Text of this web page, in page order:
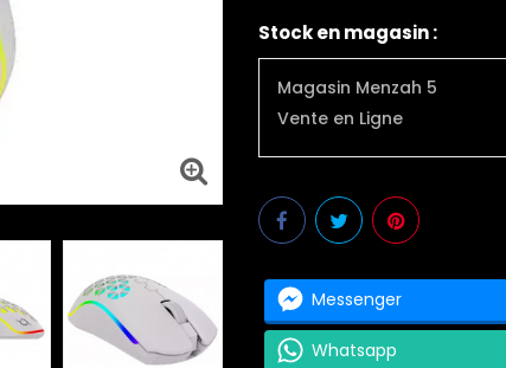
Stock en magasin :
Magasin Menzah 5
Vente en Ligne
Messenger
Whatsapp